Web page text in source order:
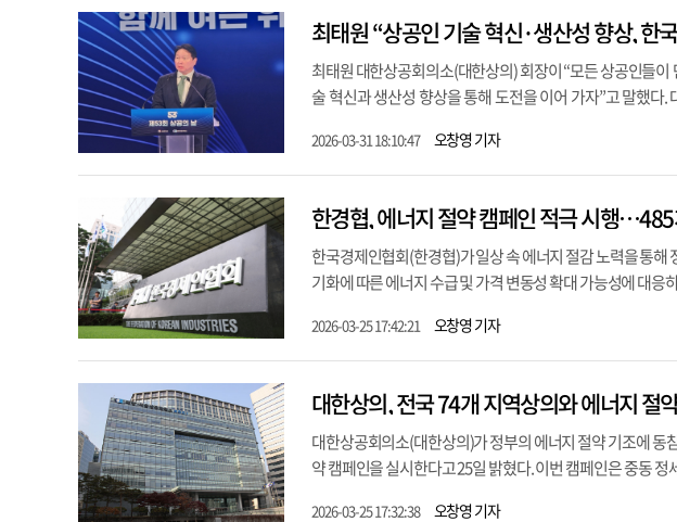
최태원 “상공인 기술 혁신·생산성 향상, 한
최태원 대한상공회의소(대한상의) 회장이 “모든 상공인들
술 혁신과 생산성 향상을 통해 도전을 이어 가자”고 말했다.
2026-03-31 18:10:47 오창영 기자
한경협, 에너지 절약 캠페인 적극 시행
한국경제인협회(한경협)가 일상 속 에너지 절감 노력을 통해
기화에 따른 에너지 수급 및 가격 변동성 확대 가능성에 대응
2026-03-25 17:42:21 오창영 기자
대한상의, 전국 74개 지역상의와 에너지 절
대한상공회의소(대한상의)가 정부의 에너지 절약 기조에 동
약 캠페인을 실시한다고 25일 밝혔다. 이번 캠페인은 중동 정
2026-03-25 17:32:38 오창영 기자